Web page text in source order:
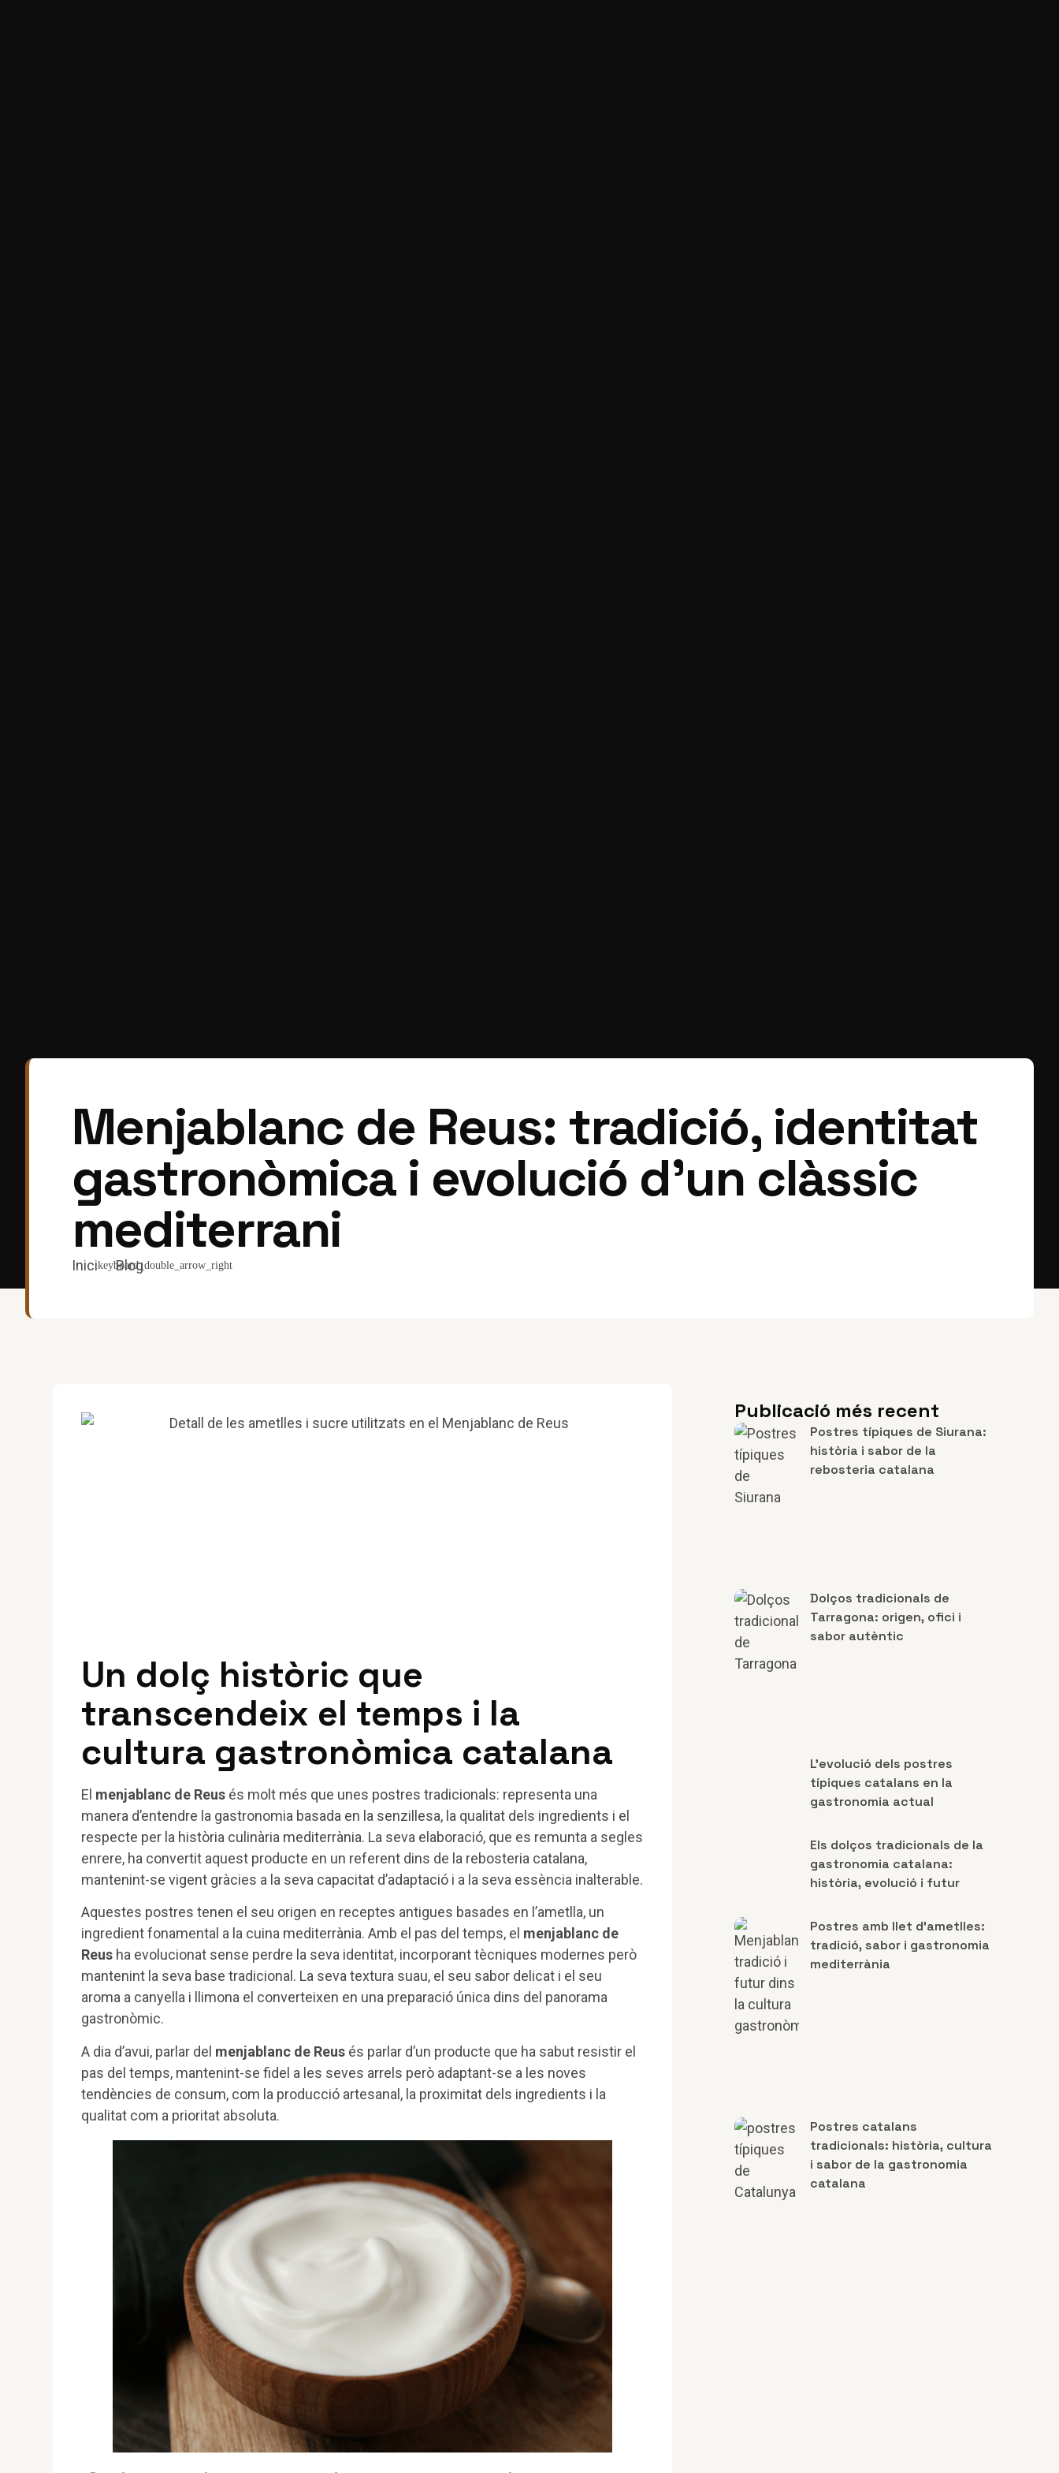
Menjablanc de Reus: tradició, identitat
gastronòmica i evolució d’un clàssic
mediterrani
Inici Blog
Un dolç històric que
transcendeix el temps i la
cultura gastronòmica catalana
El menjablanc de Reus és molt més que unes postres tradicionals: representa una
manera d’entendre la gastronomia basada en la senzillesa, la qualitat dels ingredients i el
respecte per la història culinària mediterrània. La seva elaboració, que es remunta a segles
enrere, ha convertit aquest producte en un referent dins de la rebosteria catalana,
mantenint-se vigent gràcies a la seva capacitat d’adaptació i a la seva essència inalterable.
Aquestes postres tenen el seu origen en receptes antigues basades en l’ametlla, un
ingredient fonamental a la cuina mediterrània. Amb el pas del temps, el menjablanc de
Reus ha evolucionat sense perdre la seva identitat, incorporant tècniques modernes però
mantenint la seva base tradicional. La seva textura suau, el seu sabor delicat i el seu
aroma a canyella i llimona el converteixen en una preparació única dins del panorama
gastronòmic.
A dia d’avui, parlar del menjablanc de Reus és parlar d’un producte que ha sabut resistir el
pas del temps, mantenint-se fidel a les seves arrels però adaptant-se a les noves
tendències de consum, com la producció artesanal, la proximitat dels ingredients i la
qualitat com a prioritat absoluta.
Publicació més recent
Postres típiques de Siurana:
història i sabor de la
rebosteria catalana
Dolços tradicionals de
Tarragona: origen, ofici i
sabor autèntic
L’evolució dels postres
típiques catalans en la
gastronomia actual
Els dolços tradicionals de la
gastronomia catalana:
història, evolució i futur
Postres amb llet d’ametlles:
tradició, sabor i gastronomia
mediterrània
Postres catalans
tradicionals: història, cultura
i sabor de la gastronomia
catalana